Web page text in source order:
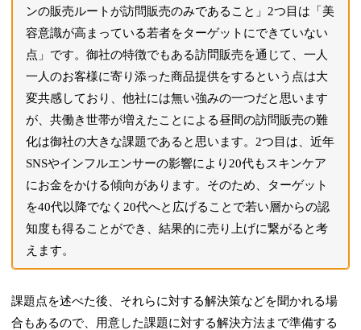
ンの販売ルートが訪問販売のみであること」2つ目は「美
容意識が高まっている若者をターゲットにできていない
点」です。御社の特徴でもある訪問販売を通じて、一人
一人のお客様に寄り添った商品提供をするという点は大
変共感しており、他社には無い強みの一つだと思います
が、共働き世帯が増えたことによる昼間の訪問販売の難
化は御社の大きな課題であると思います。2つ目は、近年
SNSやインフルエンサーの影響により20代もスキンケア
にお金をかける傾向があります。そのため、ターゲット
を40代以降でなく20代へと広げることで若い層からの認
知度も得ることができ、結果的に売り上げに繋がると考
えます。
課題点を述べた後、それらに対する解決策などを聞かれる場
合もあるので、用意した課題に対する解決方法まで準備する